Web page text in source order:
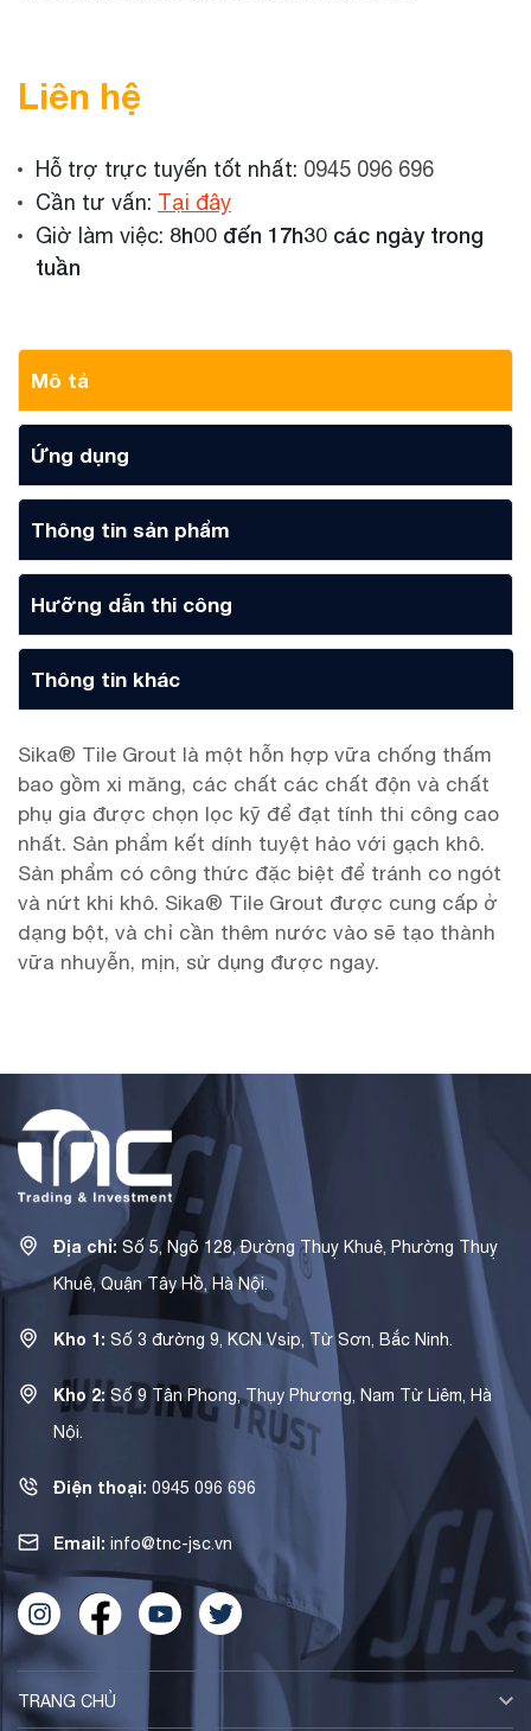
Liên hệ
Hỗ trợ trực tuyến tốt nhất: 0945 096 696
Cần tư vấn: Tại đây
Giờ làm việc: 8h00 đến 17h30 các ngày trong
tuần
Mô tả
Ứng dụng
Thông tin sản phẩm
Hưỡng dẫn thi công
Thông tin khác
Sika® Tile Grout là một hỗn hợp vữa chống thấm
bao gồm xi măng, các chất các chất độn và chất
phụ gia được chọn lọc kỹ để đạt tính thi công cao
nhất. Sản phẩm kết dính tuyệt hảo với gạch khô.
Sản phẩm có công thức đặc biệt để tránh co ngót
và nứt khi khô. Sika® Tile Grout được cung cấp ở
dạng bột, và chỉ cần thêm nước vào sẽ tạo thành
vữa nhuyễn, mịn, sử dụng được ngay.
Địa chỉ: Số 5, Ngõ 128, Đường Thuỵ Khuê, Phường Thuỵ
Khuê, Quận Tây Hồ, Hà Nội.
Kho 1: Số 3 đường 9, KCN Vsip, Từ Sơn, Bắc Ninh.
Kho 2: Số 9 Tân Phong, Thụy Phương, Nam Từ Liêm, Hà
Nội.
Điện thoại: 0945 096 696
Email: info@tnc-jsc.vn
TRANG CHỦ